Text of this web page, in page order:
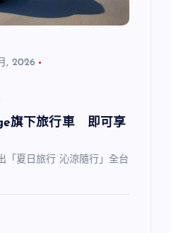
, 2026
旗下旅行車 即可享
「夏日旅行 沁涼隨行」全台